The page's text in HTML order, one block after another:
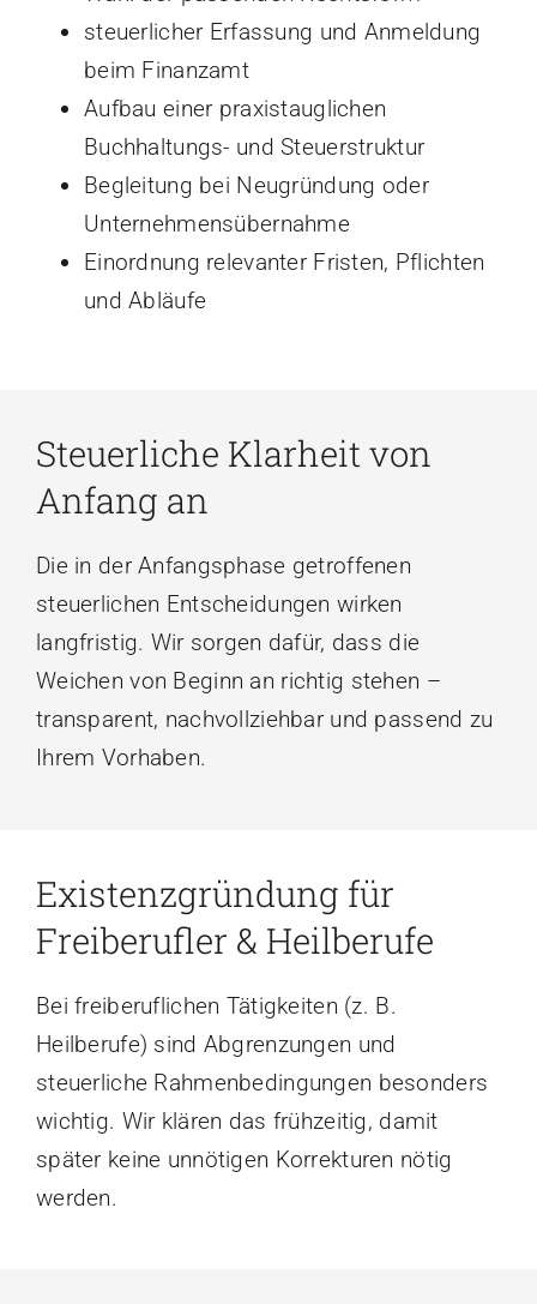
steuerlicher Erfassung und Anmeldung
beim Finanzamt
Aufbau einer praxistauglichen
Buchhaltungs- und Steuerstruktur
Begleitung bei Neugründung oder
Unternehmensübernahme
Einordnung relevanter Fristen, Pflichten
und Abläufe
Steuerliche Klarheit von
Anfang an
Die in der Anfangsphase getroffenen
steuerlichen Entscheidungen wirken
langfristig. Wir sorgen dafür, dass die
Weichen von Beginn an richtig stehen –
transparent, nachvollziehbar und passend zu
Ihrem Vorhaben.
Existenzgründung für
Freiberufler & Heilberufe
Bei freiberuflichen Tätigkeiten (z. B.
Heilberufe) sind Abgrenzungen und
steuerliche Rahmenbedingungen besonders
wichtig. Wir klären das frühzeitig, damit
später keine unnötigen Korrekturen nötig
werden.